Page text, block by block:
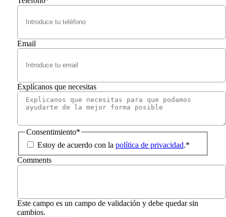
Email
Explícanos que necesitas
Consentimiento*
Estoy de acuerdo con la política de privacidad.*
Comments
Este campo es un campo de validación y debe quedar sin
cambios.